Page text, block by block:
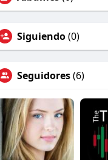
Siguiendo(0)
Seguidores(6)